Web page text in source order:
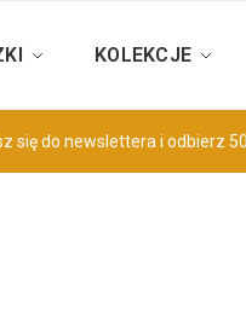
KOLEKCJE
się do newslettera i odbierz